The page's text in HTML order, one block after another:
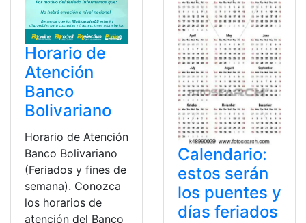
Horario de
Atención
Banco
Bolivariano
Horario de Atención
Banco Bolivariano
(Feriados y fines de
semana). Conozca
los horarios de
atención del Banco
Calendario:
estos serán
los puentes y
días feriados